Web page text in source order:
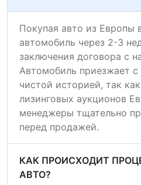
Покупая авто из Европы
автомобиль через 2-3
заключения договора с
Автомобиль приезжает
чистой историей, так
лизинговых аукционов
менеджеры тщательно
перед продажей.
КАК ПРОИСХОДИТ
АВТО?